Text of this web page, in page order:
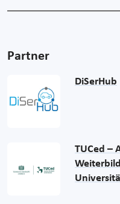
Partner
DiSerHub
TUCed –